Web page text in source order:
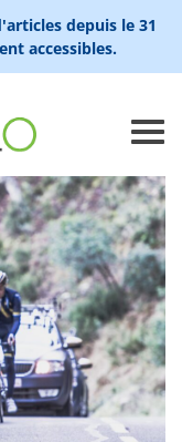
depuis le 31
accessibles.